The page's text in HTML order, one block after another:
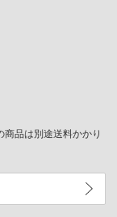
品は別途送料かかり